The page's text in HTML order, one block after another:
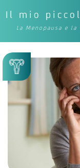
Il mio
La Menopausa e